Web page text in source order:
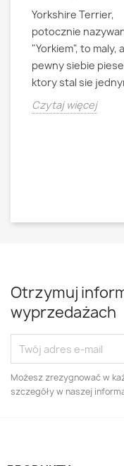
Yorkshire Terrier,
potocznie
"Yorkiem", to maly,
pewny siebie
ktory stal sie
Czytaj więcej
Otrzymuj
wyprzedażach
Możesz zrezygnować w
szczegóły w naszej